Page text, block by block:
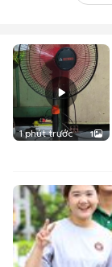
1 phút trước 1